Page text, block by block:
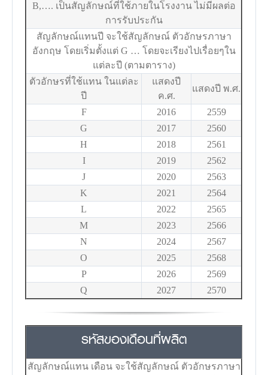
B,…. เป็นสัญลักษณ์ที่ใช้ภายในโรงงาน ไม่มีผลต่อ
การรับประกัน
สัญลักษณ์แทนปี จะใช้สัญลักษณ์ ตัวอักษรภาษา
อังกฤษ โดยเริ่มตั้งแต่ G … โดยจะเรียงไปเรื่อยๆใน
แต่ละปี (ตามตาราง)
ตัวอักษรที่ใช้แทน ในแต่ละ
ปี
แสดงปี
ค.ศ.
แสดงปี พ.ศ.
F 2016
2559
G
2017
2560
H
2018
2561
I
2019
2562
J
2020
2563
K
2021
2564
L
2022
2565
M
2023
2566
N
2024
2567
O
2025
2568
P
2026
2569
Q
2027 2570
รหัสของเดือนที่ผลิต
สัญลักษณ์แทน เดือน จะใช้สัญลักษณ์ ตัวอักษรภาษา